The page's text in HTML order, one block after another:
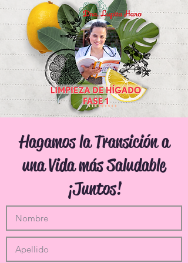
Hagamos la Transición a
una Vida más Saludable
¡Juntos!